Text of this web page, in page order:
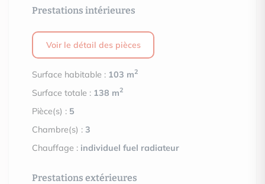
Prestations intérieures
Voir le détail des pièces
Surface habitable : 103 m2
Surface totale : 138 m2
Pièce(s) : 5
Chambre(s) :3
Chauffage : individuel fuel radiateur
Prestations extérieures